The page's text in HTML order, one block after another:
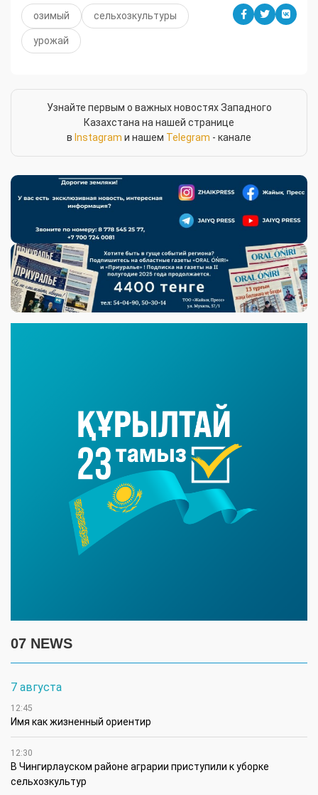
озимый сельхозкультуры
урожай
Узнайте первым о важных новостях Западного
Казахстана на нашей странице
в Instagram и нашем Telegram - канале
07 NEWS
7 августа
12:45
Имя как жизненный ориентир
12:30
В Чингирлауском районе аграрии приступили к уборке
сельхозкультур